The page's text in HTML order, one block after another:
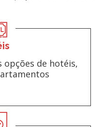
opções de hotéis,